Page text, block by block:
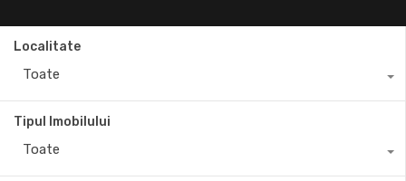
Localitate
Toate
Tipul Imobilului
Toate